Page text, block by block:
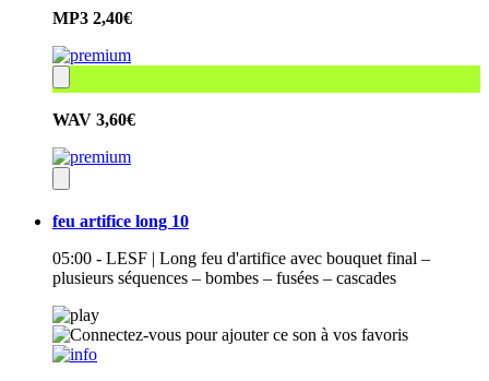
MP3 2,40€
WAV 3,60€
feu artifice long 10
05:00 - LESF | Long feu d'artifice avec bouquet final –
plusieurs séquences – bombes – fusées – cascades